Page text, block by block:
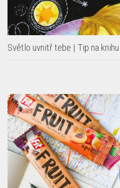
Světlo uvnitř tebe | Tip na knihu